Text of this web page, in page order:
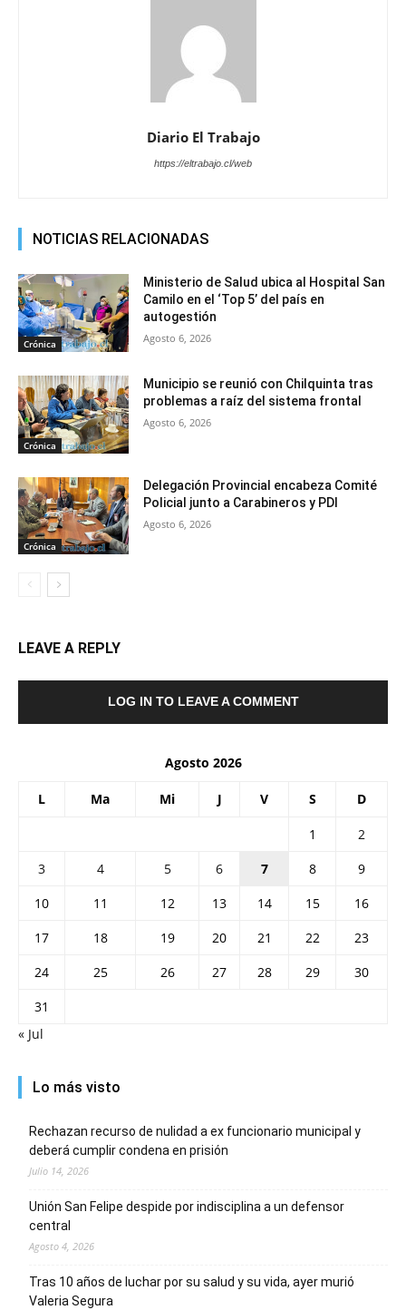
Diario El Trabajo
https://eltrabajo.cl/web
NOTICIAS RELACIONADAS
Crónica
Ministerio de Salud ubica al Hospital San
Camilo en el ‘Top 5’ del país en
autogestión
Agosto 6, 2026
Crónica
Municipio se reunió con Chilquinta tras
problemas a raíz del sistema frontal
Agosto 6, 2026
Crónica
Delegación Provincial encabeza Comité
Policial junto a Carabineros y PDI
Agosto 6, 2026
LEAVE A REPLY
LOG IN TO LEAVE A COMMENT
Agosto 2026
L Ma Mi J V S D
1
2
3
4 5 6 7 8
9
10
11 12 13 14 15
16
17
18 19 20 21 22
23
24
25 26 27 28 29
30
31
« Jul
Lo más visto
Rechazan recurso de nulidad a ex funcionario municipal y
deberá cumplir condena en prisión
Julio 14, 2026
Unión San Felipe despide por indisciplina a un defensor
central
Agosto 4, 2026
Tras 10 años de luchar por su salud y su vida, ayer murió
Valeria Segura